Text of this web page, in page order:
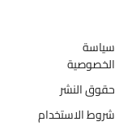
سياسة
الخصوصية
حقوق النشر
شروط الاستخدام